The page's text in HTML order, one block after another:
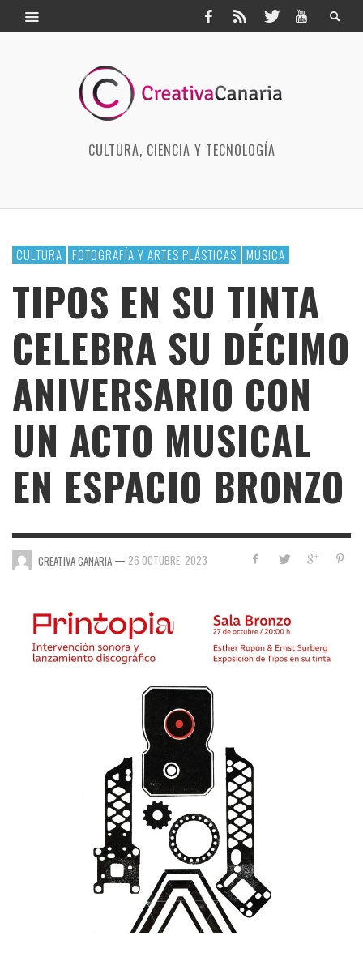
CULTURA, CIENCIA Y TECNOLOGÍA
CULTURA FOTOGRAFÍA Y ARTES PLÁSTICAS MÚSICA
TIPOS EN SU TINTA
CELEBRA SU DÉCIMO
ANIVERSARIO CON
UN ACTO MUSICAL
EN ESPACIO BRONZO
CREATIVA CANARIA — 26 OCTUBRE, 2023